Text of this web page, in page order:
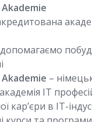
–
IT
кар’єри в IT-